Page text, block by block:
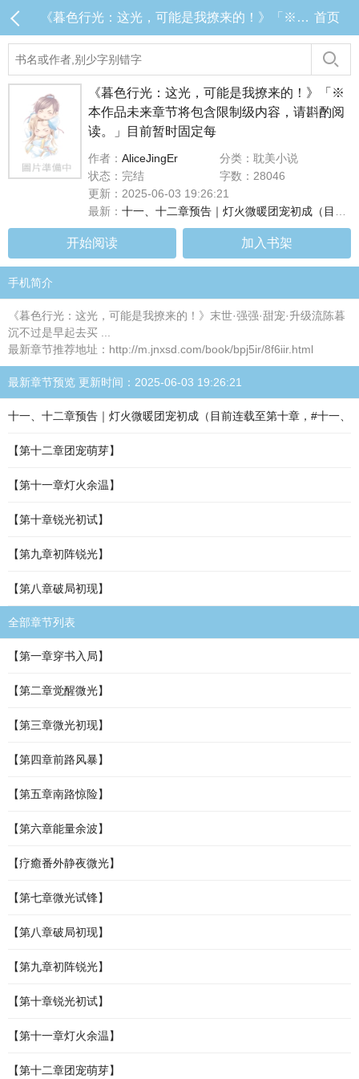
《暮色行光：这光，可能是我撩来的！》「※本作品未来章节将包含限制级内容，请斟酌阅读。」目前暂时固定每 目录 (共14章) 首页
《暮色行光：这光，可能是我撩来的！》「※
本作品未来章节将包含限制级内容，请斟酌阅
读。」目前暂时固定每
作者： AliceJingEr
分类：耽美小说
状态：完结
字数：28046
更新：2025-06-03 19:26:21
最新： 十一、十二章预告｜灯火微暖团宠初成（目前连载至第十章，#十一、十二章将於下周二早上8点更新！）
开始阅读 加入书架
手机简介
《暮色行光：这光，可能是我撩来的！》末世·强强·甜宠·升级流陈暮
沉不过是早起去买 ...
最新章节推荐地址：http://m.jnxsd.com/book/bpj5ir/8f6iir.html
最新章节预览 更新时间：2025-06-03 19:26:21
十一、十二章预告｜灯火微暖团宠初成（目前连载至第十章，#十一、
【第十二章团宠萌芽】
【第十一章灯火余温】
【第十章锐光初试】
【第九章初阵锐光】
【第八章破局初现】
全部章节列表
【第一章穿书入局】
【第二章觉醒微光】
【第三章微光初现】
【第四章前路风暴】
【第五章南路惊险】
【第六章能量余波】
【疗癒番外静夜微光】
【第七章微光试锋】
【第八章破局初现】
【第九章初阵锐光】
【第十章锐光初试】
【第十一章灯火余温】
【第十二章团宠萌芽】